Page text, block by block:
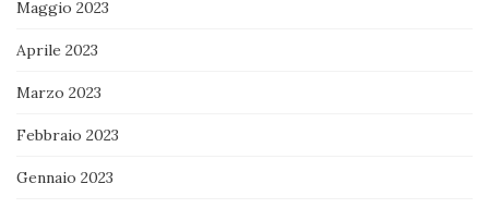
Maggio 2023
Aprile 2023
Marzo 2023
Febbraio 2023
Gennaio 2023